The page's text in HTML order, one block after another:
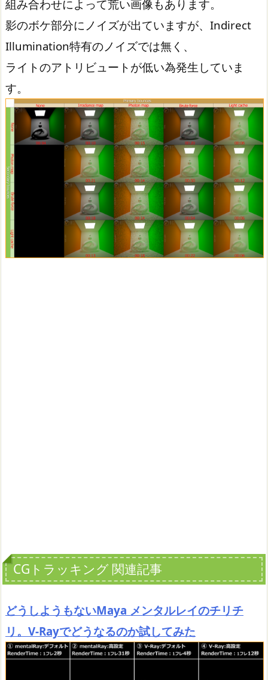
組み合わせによって荒い画像もあります。
影のボケ部分にノイズが出ていますが、Indirect
Illumination特有のノイズでは無く、
ライトのアトリビュートが低い為発生していま
す。
CGトラッキング 関連記事
どうしようもないMaya メンタルレイのチリチ
リ。V-Rayでどうなるのか試してみた